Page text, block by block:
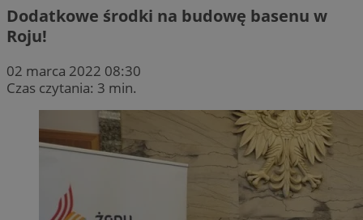
Dodatkowe środki na budowę basenu w
Roju!
02 marca 2022 08:30
Czas czytania: 3 min.